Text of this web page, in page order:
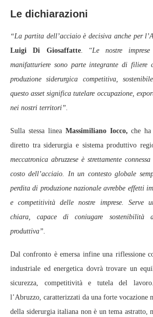
Le dichiarazioni
“La partita dell’acciaio è decisiva anche per
Luigi Di Giosaffatte. “Le nostre imprese
manifatturiere sono parte integrante di filiere
produzione siderurgica competitiva,
questo asset significa tutelare occupazione,
nei nostri territori”.
Sulla stessa linea Massimiliano Iocco, che
diretto tra siderurgia e sistema produttivo
meccatronica abruzzese è strettamente
costo dell’acciaio. In un contesto globale
perdita di produzione nazionale avrebbe effetti
e competitività delle nostre imprese. Serve
chiara, capace di coniugare sostenibilità
produttiva”.
Dal confronto è emersa infine una riflessione
industriale ed energetica dovrà trovare un
sicurezza, competitività e tutela del
l’Abruzzo, caratterizzati da una forte
della siderurgia italiana non è un tema astratto,